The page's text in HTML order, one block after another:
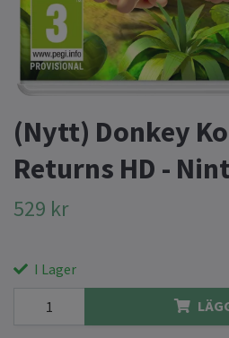
(Nytt) Donkey
Returns HD -
529 kr
I Lager